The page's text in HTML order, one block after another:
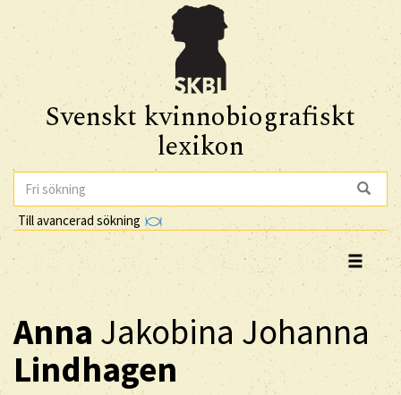
Svenskt kvinnobiografiskt
lexikon
Till avancerad sökning
Anna Jakobina Johanna
Lindhagen